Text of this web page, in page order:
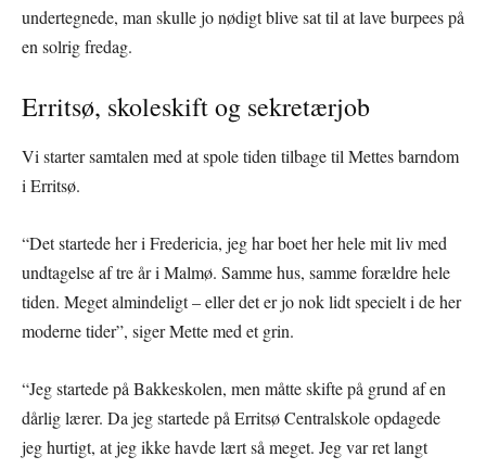
undertegnede, man skulle jo nødigt blive sat til at lave burpees på
en solrig fredag.
Erritsø, skoleskift og sekretærjob
Vi starter samtalen med at spole tiden tilbage til Mettes barndom
i Erritsø.
“Det startede her i Fredericia, jeg har boet her hele mit liv med
undtagelse af tre år i Malmø. Samme hus, samme forældre hele
tiden. Meget almindeligt – eller det er jo nok lidt specielt i de her
moderne tider”, siger Mette med et grin.
“Jeg startede på Bakkeskolen, men måtte skifte på grund af en
dårlig lærer. Da jeg startede på Erritsø Centralskole opdagede
jeg hurtigt, at jeg ikke havde lært så meget. Jeg var ret langt